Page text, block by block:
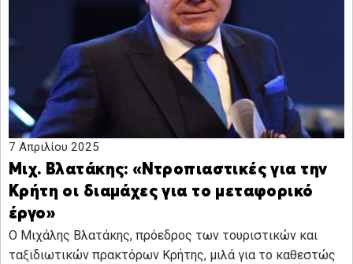
7 Απριλίου 2025
Μιχ. Βλατάκης: «Ντροπιαστικές για την
Κρήτη οι διαμάχες για το μεταφορικό
έργο»
Ο Μιχάλης Βλατάκης, πρόεδρος των τουριστικών και
ταξιδιωτικών πρακτόρων Κρήτης, μιλά για το καθεστώς